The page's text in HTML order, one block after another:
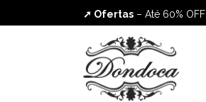
➚ Ofertas – Até 60% OFF
Envio Rápido